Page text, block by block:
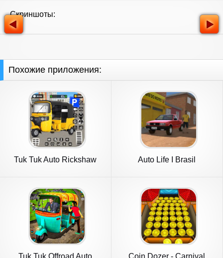
Скриншоты:
Похожие приложения:
Tuk Tuk Auto Rickshaw
Auto Life I Brasil
Tuk Tuk Offroad Auto Coin Dozer - Carnival